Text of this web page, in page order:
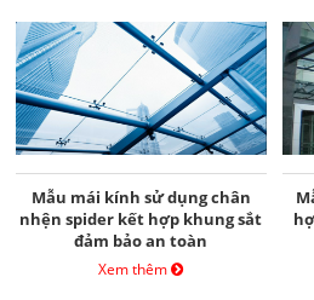
Mẫu mái kính sử dụng chân
nhện spider kết hợp khung sắt
đảm bảo an toàn
Xem thêm